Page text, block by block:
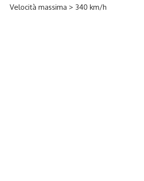
Velocità massima > 340 km/h